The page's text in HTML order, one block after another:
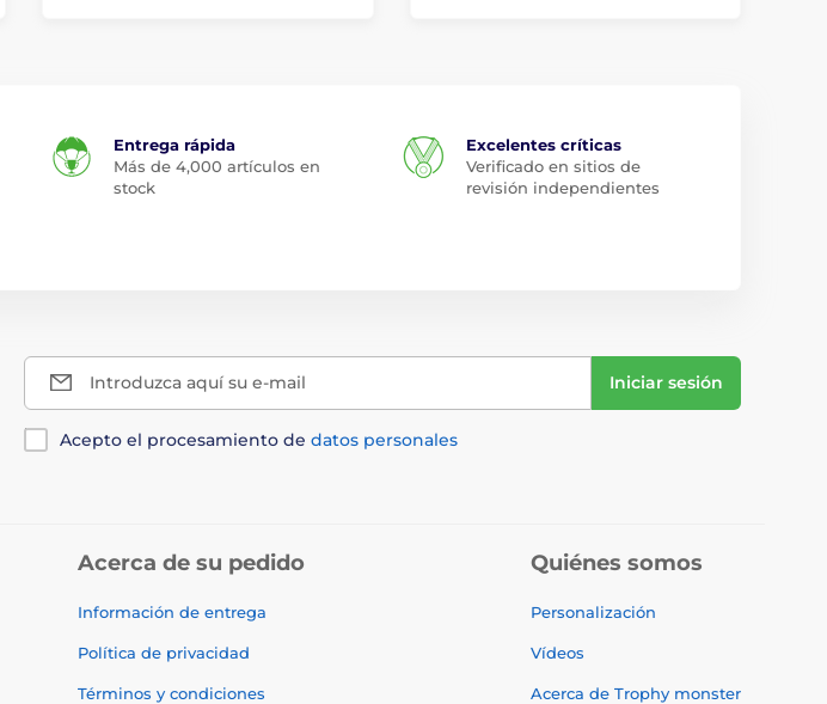
Entrega rápida
Más de 4,000 artículos en
stock
Excelentes críticas
Verificado en sitios de
revisión independientes
Introduzca aquí su e-mail Iniciar sesión
Acepto el procesamiento de datos personales
Acerca de su pedido
Información de entrega
Política de privacidad
Términos y condiciones
Quiénes somos
Personalización
Vídeos
Acerca de Trophy monster